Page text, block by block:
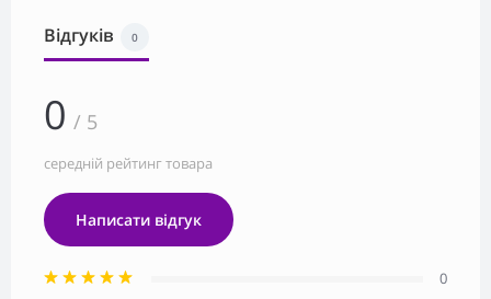
Відгуків 0
0 / 5
середній рейтинг товара
Написати відгук
0